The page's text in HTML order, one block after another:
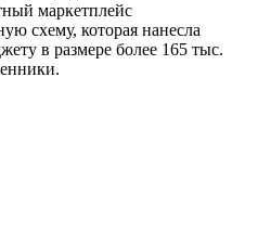
маркетплейс
схему, которая нанесла
в размере более 165 тыс.